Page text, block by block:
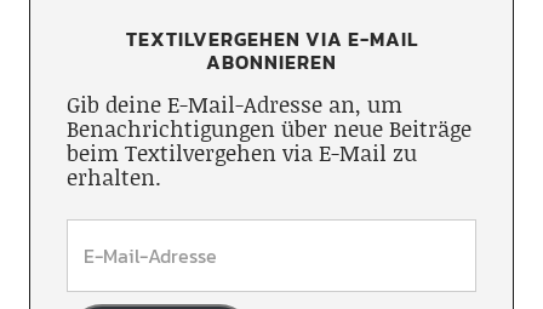
TEXTILVERGEHEN VIA E-MAIL
ABONNIEREN
Gib deine E-Mail-Adresse an, um
Benachrichtigungen über neue Beiträge
beim Textilvergehen via E-Mail zu
erhalten.